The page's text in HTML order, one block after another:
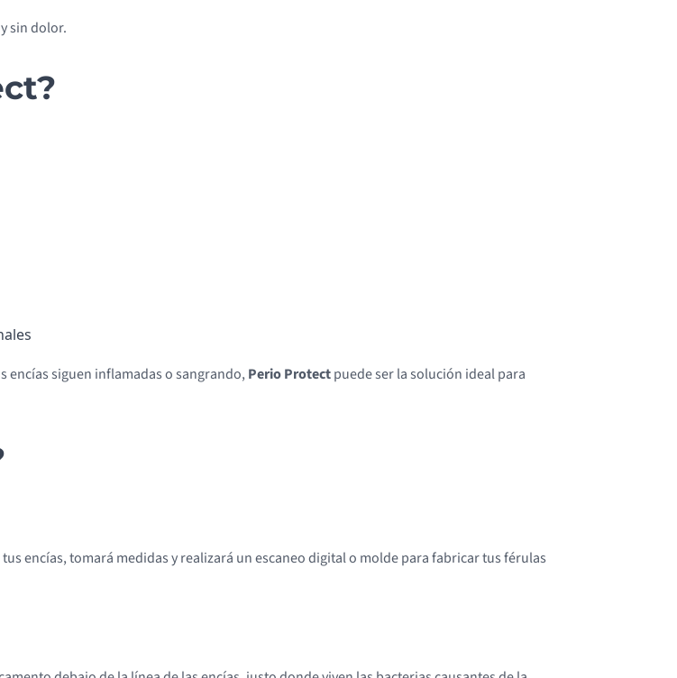
sin dolor.
encías siguen inflamadas o sangrando, Perio Protectpuede ser la solución ideal para
encías, tomará medidas y realizará un escaneo digital o molde para fabricar tus férulas